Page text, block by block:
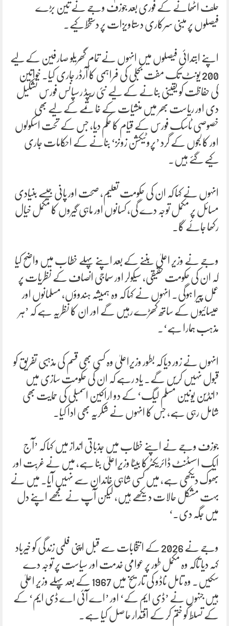
حلف اٹھانے کے فوری بعد جوزف وجے نے تین بڑے
فیصلوں پر مبنی سرکاری دستاویزات پر دستخط کیے۔
اپنے ابتدائی فیصلوں میں انہوں نے تمام گھریلو صارفین کے لیے
200 یونٹ تک مفت بجلی کی فراہمی کا آرڈر جاری کیا۔ خواتین
کی حفاظت کو یقینی بنانے کے لیے نئی ریپڈ رسپانس فورس تشکیل
دی اور ریاست بھر میں منشیات کے خاتمے کے لیے بھی
خصوصی ٹاسک فورس کے قیام کا حکم دیا، جس کے تحت اسکولوں
اور کالجوں کے گرد ’پروٹیکشن زونز‘ بنانے کے احکامات جاری
کیے گئے ہیں۔
انہوں نے کہا کہ ان کی حکومت تعلیم، صحت اور پانی جیسے بنیادی
مسائل پر مکمل توجہ دے گی، کسانوں اور ماہی گیروں کا مکمل خیال
رکھا جائے گا۔
وجے نے وزیر اعلیٰ بننے کے بعد اپنے پہلے خطاب میں واضح کیا
کہ ان کی حکومت حقیقی، سیکولر اور سماجی انصاف کے نظریات پر
عمل پیرا ہوگی۔ انہوں نے کہا کہ وہ ہمیشہ ہندوؤں، مسلمانوں اور
عیسائیوں کے ساتھ کھڑے رہیں گے اور ان کا نظریہ ہے کہ ’ہر
مذہب ہمارا ہے‘۔
انہوں نے زور دیا کہ بطور وزیراعلیٰ وہ کسی بھی قسم کی مذہبی تفریق کو
قبول نہیں کریں گے۔ یاد رہے کہ ان کی حکومت سازی میں
’انڈین یونین مسلم لیگ‘ کے دو اراکین اسمبلی کی حمایت بھی
شامل رہی ہے، جس کا انہوں نے شکریہ بھی ادا کیا۔
جوزف وجے نے اپنے خطاب میں جذباتی انداز میں کہا کہ ’آج
ایک اسسٹنٹ ڈائریکٹر کا بیٹا وزیرِاعلیٰ بنا ہے، میں نے غربت اور
بھوک دیکھی ہے، میں کسی شاہی خاندان سے نہیں آیا۔ میں نے
بہت مشکل حالات دیکھے ہیں، لیکن آپ نے مجھے اپنے دل
میں جگہ دی۔‘
وجے نے 2026 کے انتخابات سے قبل اپنی فلمی زندگی کو خیرباد
کہہ دیا تاکہ وہ مکمل طور پر عوامی خدمت اور سیاست پر توجہ دے
سکیں۔ وہ تامل ناڈو کی تاریخ میں 1967 کے بعد پہلے وزیر اعلیٰ
ہیں جنہوں نے ’ڈی ایم کے‘ اور ’اے آئی اے ڈی ایم‘ کے
کے تسلط کو ختم کر کے اقتدار حاصل کیا ہے۔